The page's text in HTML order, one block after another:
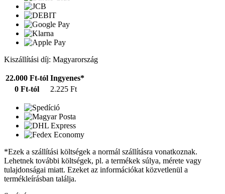
Kiszállítási díj: Magyarország
22.000 Ft-tól Ingyenes*
0 Ft-tól
2.225 Ft
*Ezek a szállítási költségek a normál szállításra vonatkoznak.
Lehetnek további költségek, pl. a termékek súlya, mérete vagy
tulajdonságai miatt. Ezeket az információkat közvetlenül a
termékleírásban találja.